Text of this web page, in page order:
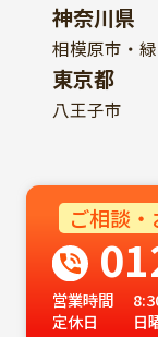
神奈川県
相模原市・
東京都
八王子市
ご相談
営業時間
定休日
日